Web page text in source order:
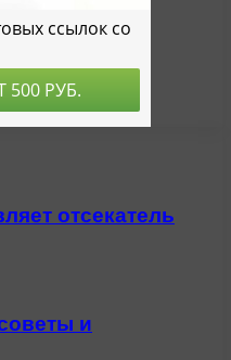
отсекатель
и